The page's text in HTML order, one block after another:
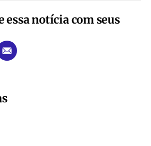
notícia com seus